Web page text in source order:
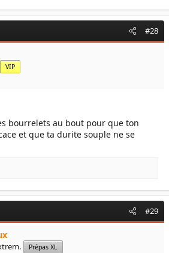
#28
VIP
bourrelets au bout pour que ton
et que ta durite souple ne se
#29
Prépas XL